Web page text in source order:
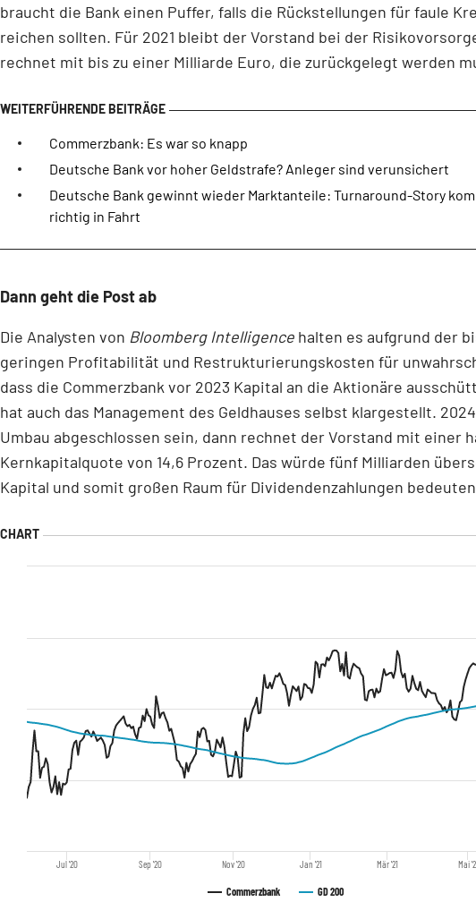
braucht die Bank einen Puffer, falls die Rückstellungen für faule
reichen sollten. Für 2021 bleibt der Vorstand bei der
rechnet mit bis zu einer Milliarde Euro, die zurückgelegt werden
Commerzbank: Es war so knapp
Deutsche Bank vor hoher Geldstrafe? Anleger sind verunsichert
Deutsche Bank gewinnt wieder Marktanteile: Turnaround-Story
richtig in Fahrt
Dann geht die Post ab
Die Analysten von Bloomberg Intelligence halten es aufgrund der
geringen Profitabilität und Restrukturierungskosten für
dass die Commerzbank vor 2023 Kapital an die Aktionäre
hat auch das Management des Geldhauses selbst klargestellt.
Umbau abgeschlossen sein, dann rechnet der Vorstand mit einer
Kernkapitalquote von 14,6 Prozent. Das würde fünf Milliarden
Kapital und somit großen Raum für Dividendenzahlungen
Commerzbank GD 200
Jul '20 Sep '20 Nov '20 Jan '21 Mär '21 Mai